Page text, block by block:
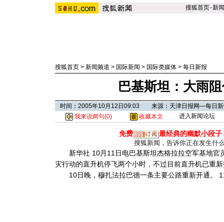
搜狐首页-新闻
搜狐首页 > 新闻频道 > 国际新闻 > 国际类媒体 > 每日新报
巴基斯坦：大雨
时间：2005年10月12日09:03 来源：天津日报网—每日
我来说两句(0) 收藏本文 进入新闻论坛
免费 最经典的幽默小段子
搜狐新闻，告诉你正在发生什
新华社 10月11日电巴基斯坦杰格拉拉空军基地官
灾行动的直升机停飞两个小时，不过目前直升机已重
10日晚，穆扎法拉巴德一条主要公路重新开通。